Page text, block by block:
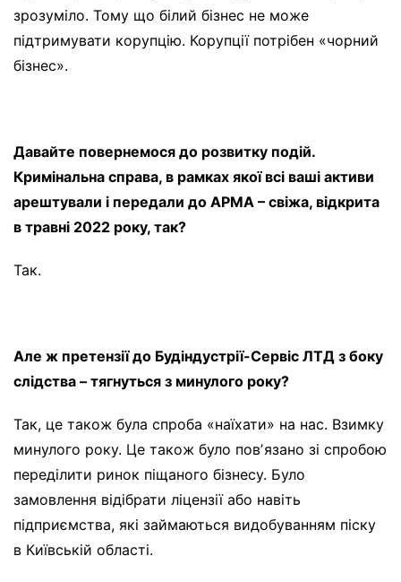
зрозуміло. Тому що білий бізнес не може
підтримувати корупцію. Корупції потрібен «чорний
бізнес».
Давайте повернемося до розвитку подій.
Кримінальна справа, в рамках якої всі ваші активи
арештували і передали до АРМА – свіжа, відкрита
в травні 2022 року, так?
Так.
Але ж претензії до Будіндустрії-Сервіс ЛТД з боку
слідства – тягнуться з минулого року?
Так, це також була спроба «наїхати» на нас. Взимку
минулого року. Це також було повʼязано зі спробою
переділити ринок піщаного бізнесу. Було
замовлення відібрати ліцензії або навіть
підприємства, які займаються видобуванням піску
в Київській області.